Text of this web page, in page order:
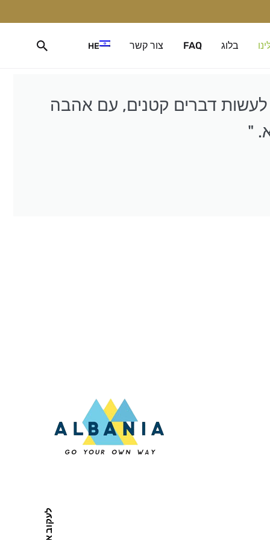
בלוג FAQ צור קשר HE
לעשות דברים קטנים, עם אהבה
"